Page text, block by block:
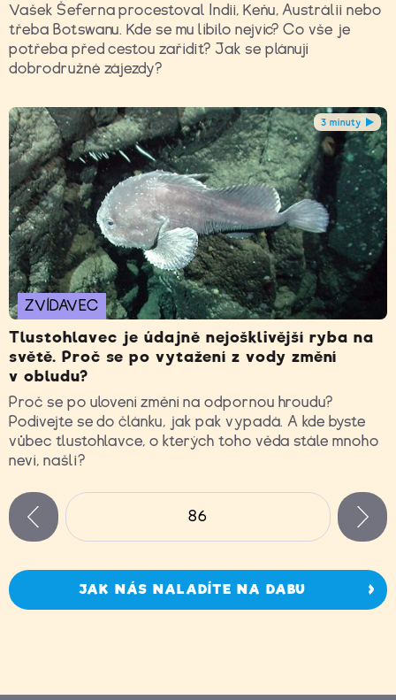
Vašek Šeferna procestoval Indii, Keňu, Austrálii nebo
třeba Botswanu. Kde se mu líbilo nejvíc? Co vše je
potřeba před cestou zařídit? Jak se plánují
dobrodružné zájezdy?
3 minuty
ZVÍDAVEC
Tlustohlavec je údajně nejošklivější ryba na
světě. Proč se po vytažení z vody změní
v obludu?
Proč se po ulovení změní na odpornou hroudu?
Podívejte se do článku, jak pak vypadá. A kde byste
vůbec tlustohlavce, o kterých toho věda stále mnoho
neví, našli?
Stránky
86
JAK NÁS NALADÍTE NA DABU